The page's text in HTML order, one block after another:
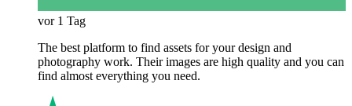
vor 1 Tag
The best platform to find assets for your design and
photography work. Their images are high quality and you can
find almost everything you need.